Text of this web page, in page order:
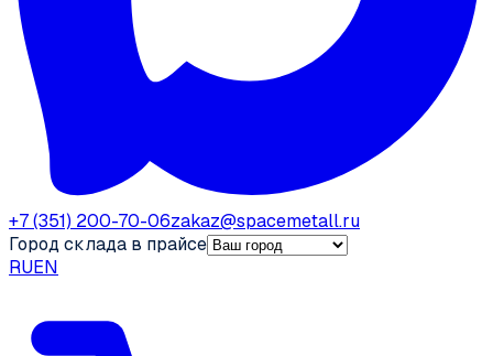
+7 (351) 200-70-06zakaz@spacemetall.ru
Город склада в прайсе
RUEN